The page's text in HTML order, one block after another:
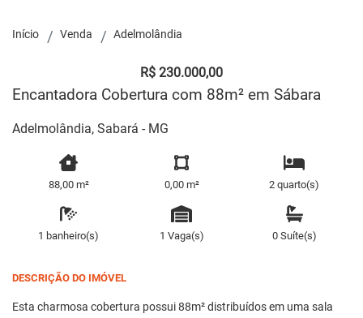
Início Venda Adelmolândia
R$ 230.000,00
Encantadora Cobertura com 88m² em Sábara
Adelmolândia, Sabará - MG
88,00 m² 0,00 m² 2 quarto(s)
1 banheiro(s) 1 Vaga(s) 0 Suíte(s)
DESCRIÇÃO DO IMÓVEL
Esta charmosa cobertura possui 88m² distribuídos em uma sala